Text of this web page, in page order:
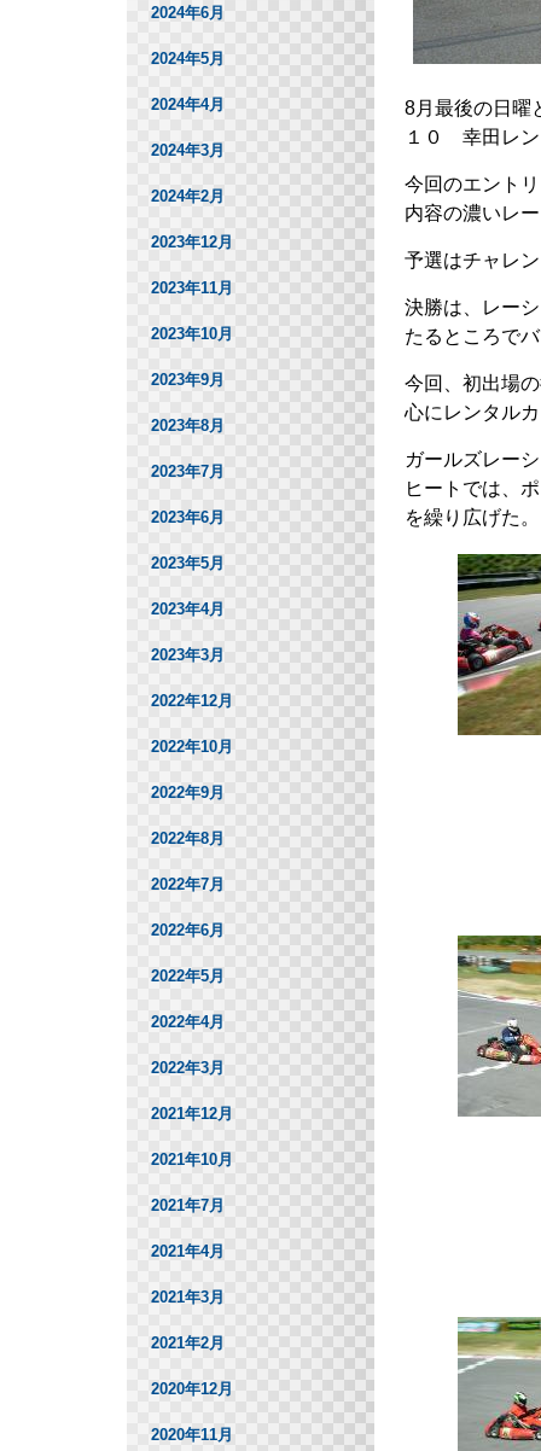
8月最後の日曜
１０ 幸田レン
今回のエント
内容の濃いレ
予選はチャレ
決勝は、レー
たるところで
今回、初出場
心にレンタル
ガールズレー
ヒートでは、
を繰り広げた。
2024年6月
2024年5月
2024年4月
2024年3月
2024年2月
2023年12月
2023年11月
2023年10月
2023年9月
2023年8月
2023年7月
2023年6月
2023年5月
2023年4月
2023年3月
2022年12月
2022年10月
2022年9月
2022年8月
2022年7月
2022年6月
2022年5月
2022年4月
2022年3月
2021年12月
2021年10月
2021年7月
2021年4月
2021年3月
2021年2月
2020年12月
2020年11月